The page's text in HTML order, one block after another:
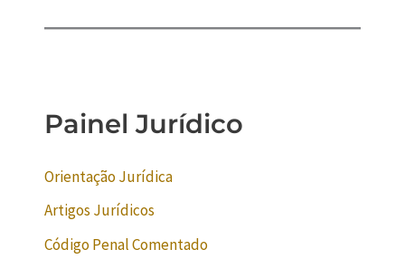
Painel Jurídico
Orientação Jurídica
Artigos Jurídicos
Código Penal Comentado